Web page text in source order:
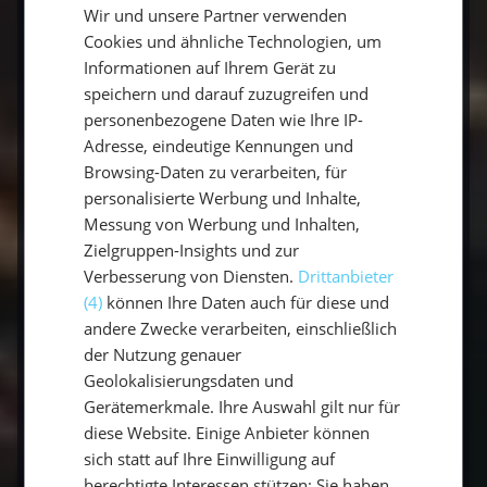
Die Ostsee ist längst kein reines
Sommerrevier. In derNebensaison segelst du
die Ostseemit klarer Luft, ruhigeren Häfen und
besonderem Licht – ideal für alle, die dem
Hochsaison-Trubel entgehen wollen. Und
selbst die kalte Jahreszeit hat ihren Reiz: Was
beim Wintersegeln an der Ostseeauf dich
wartet und worauf es dabei ankommt,
erfährst du im eigenen Guide.
Mehr als Segeln: aktiv, kulinarisch und
nachhaltig
Ein Ostsee-Törn ist mehr als nur Segeln. Wer
es aktiv mag, kombiniert beimAktivurlaub an
Wir und unsere Partner verwenden
Cookies und ähnliche Technologien, um
Informationen auf Ihrem Gerät zu
speichern und darauf zuzugreifen und
personenbezogene Daten wie Ihre IP-
Adresse, eindeutige Kennungen und
Browsing-Daten zu verarbeiten, für
personalisierte Werbung und Inhalte,
Messung von Werbung und Inhalten,
Zielgruppen-Insights und zur
Verbesserung von Diensten. Drittanbieter
(4) können Ihre Daten auch für diese und
andere Zwecke verarbeiten, einschließlich
der Nutzung genauer
Geolokalisierungsdaten und
Gerätemerkmale. Ihre Auswahl gilt nur für
diese Website. Einige Anbieter können
sich statt auf Ihre Einwilligung auf